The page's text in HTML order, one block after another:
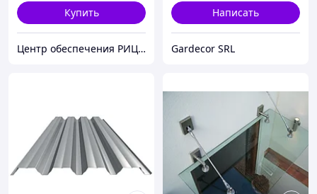
Купить
Центр обеспечения РИЦ " B I S "
Написать
Gardecor SRL